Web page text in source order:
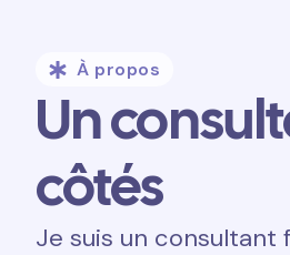
À propos
Un
côtés
Je suis un consultant